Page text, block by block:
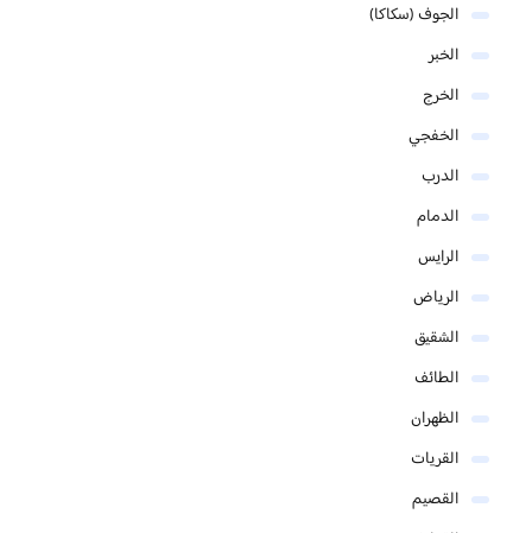
الجوف (سكاكا)
الخبر
الخرج
الخفجي
الدرب
الدمام
الرايس
الرياض
الشقيق
الطائف
الظهران
القريات
القصيم